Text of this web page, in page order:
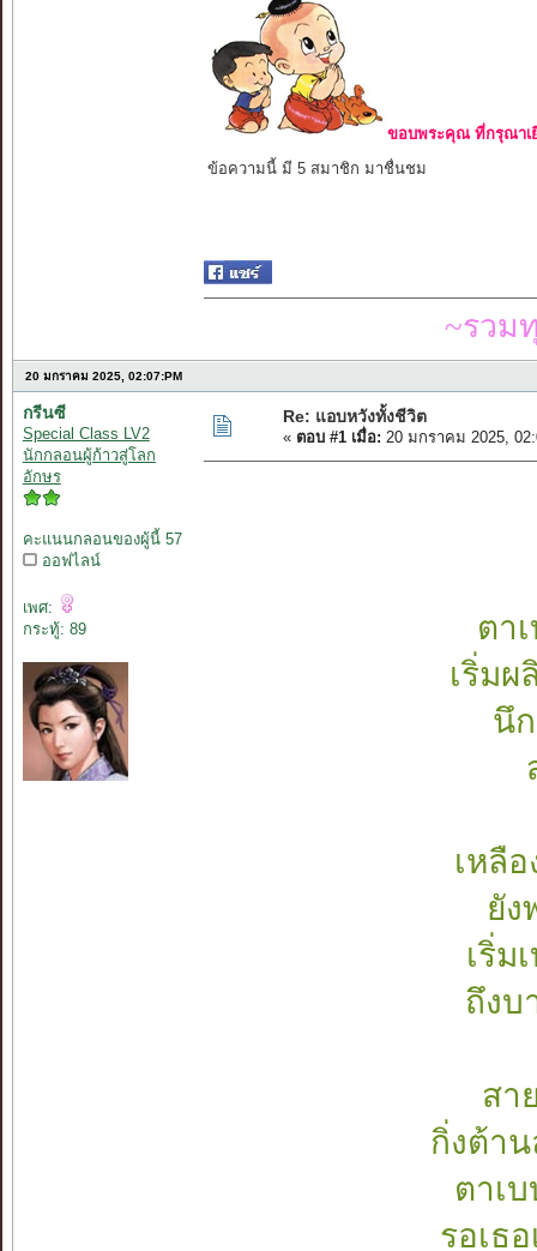
ขอบพระคุณ ที่กรุณาเ
ข้อความนี้ มี 5 สมาชิก มาชื่นชม
~รวม
20 มกราคม 2025, 02:07:PM
กรีนซี
Special Class LV2
นักกลอนผู้ก้าวสู่โลก
อักษร
คะแนนกลอนของผู้นี้ 57
ออฟไลน์
เพศ:
กระทู้: 89
Re: แอบหวังทั้งชีวิต
« ตอบ #1 เมื่อ: 20 มกราคม 2025,
ตา
เริ่ม
นึ
เหลื
ยัง
เริ่ม
ถึงบ
สา
กิ่งต้าน
ตาเ
รอเธ